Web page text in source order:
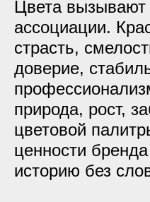
Цвета
ассоциации.
страсть,
доверие,
природа, рост,
цветовой
ценности
историю без